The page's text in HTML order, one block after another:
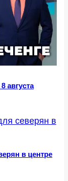
августа
в центре